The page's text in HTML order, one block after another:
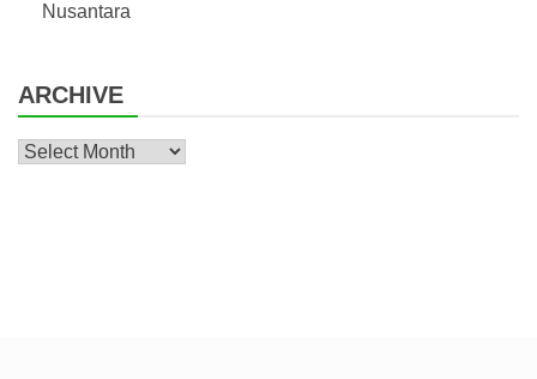
Nusantara
ARCHIVE
Archive